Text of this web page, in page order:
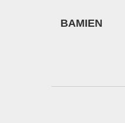
BAMIEN